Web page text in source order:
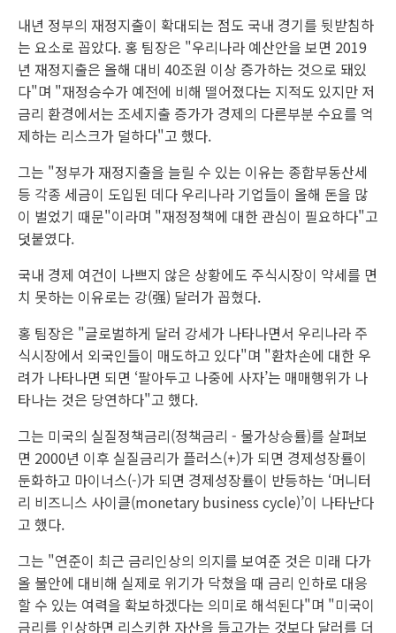
내년 정부의 재정지출이 확대되는 점도 국내 경기를 뒷받침하
는 요소로 꼽았다. 홍 팀장은 "우리나라 예산안을 보면 2019
년 재정지출은 올해 대비 40조원 이상 증가하는 것으로 돼있
다"며 "재정승수가 예전에 비해 떨어졌다는 지적도 있지만 저
금리 환경에서는 조세지출 증가가 경제의 다른부분 수요를 억
제하는 리스크가 덜하다"고 했다.
그는 "정부가 재정지출을 늘릴 수 있는 이유는 종합부동산세
등 각종 세금이 도입된 데다 우리나라 기업들이 올해 돈을 많
이 벌었기 때문"이라며 "재정정책에 대한 관심이 필요하다"고
덧붙였다.
국내 경제 여건이 나쁘지 않은 상황에도 주식시장이 약세를 면
치 못하는 이유로는 강(强) 달러가 꼽혔다.
홍 팀장은 "글로벌하게 달러 강세가 나타나면서 우리나라 주
식시장에서 외국인들이 매도하고 있다"며 "환차손에 대한 우
려가 나타나면 되면 ‘팔아두고 나중에 사자’는 매매행위가 나
타나는 것은 당연하다"고 했다.
그는 미국의 실질정책금리(정책금리 - 물가상승률)를 살펴보
면 2000년 이후 실질금리가 플러스(+)가 되면 경제성장률이
둔화하고 마이너스(-)가 되면 경제성장률이 반등하는 ‘머니터
리 비즈니스 사이클(monetary business cycle)’이 나타난다
고 했다.
그는 "연준이 최근 금리인상의 의지를 보여준 것은 미래 다가
올 불안에 대비해 실제로 위기가 닥쳤을 때 금리 인하로 대응
할 수 있는 여력을 확보하겠다는 의미로 해석된다"며 "미국이
금리를 인상하면 리스키한 자산을 들고가는 것보다 달러를 더